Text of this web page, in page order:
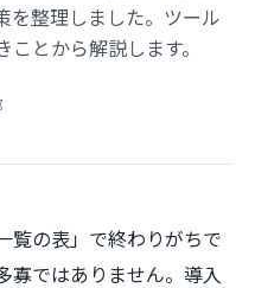
を整理しました。ツール
とから解説します。
覧の表」で終わりがちで
寡ではありません。導入